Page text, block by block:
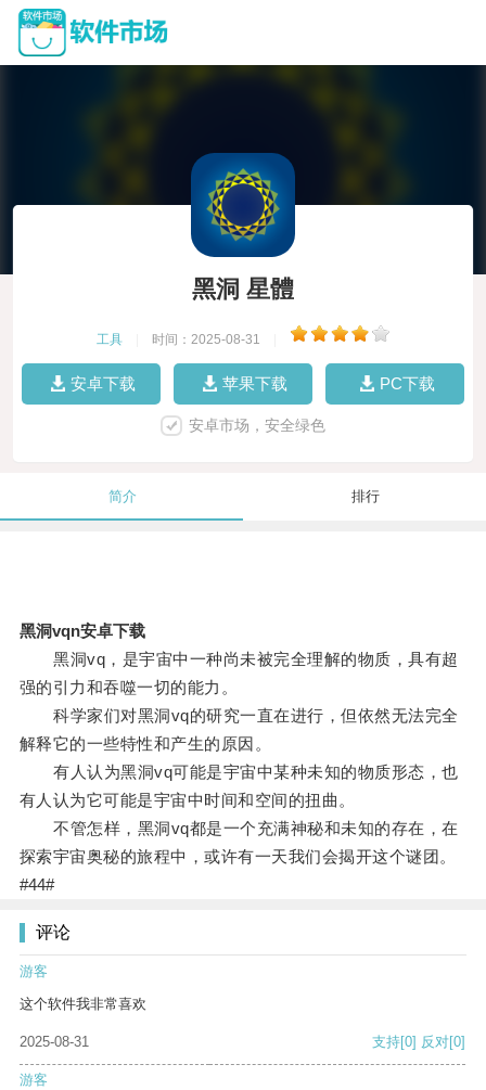
黑洞 星體
工具 时间：2025-08-31
安卓下载 苹果下载 PC下载
安卓市场，安全绿色
简介 排行
黑洞vqn安卓下载
黑洞vq，是宇宙中一种尚未被完全理解的物质，具有超
强的引力和吞噬一切的能力。
科学家们对黑洞vq的研究一直在进行，但依然无法完全
解释它的一些特性和产生的原因。
有人认为黑洞vq可能是宇宙中某种未知的物质形态，也
有人认为它可能是宇宙中时间和空间的扭曲。
不管怎样，黑洞vq都是一个充满神秘和未知的存在，在
探索宇宙奥秘的旅程中，或许有一天我们会揭开这个谜团。
#44#
评论
游客
这个软件我非常喜欢
2025-08-31 支持[0] 反对[0]
游客